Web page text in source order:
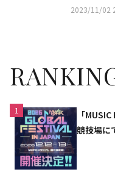
「殺し屋-THE ASSASSIN-
2023/11/02
1
「
競技場に